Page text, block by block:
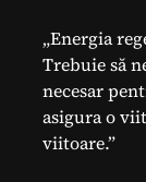
„Energia
Trebuie să
necesar
asigura o
viitoare.”